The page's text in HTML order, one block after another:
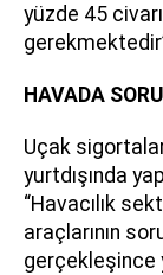
yüzde 45
HAVADA
Uçak
yurtdışında
“Havacılık
araçlarının
gerçekleşince